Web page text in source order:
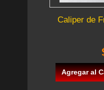
Caliper de
Agregar al